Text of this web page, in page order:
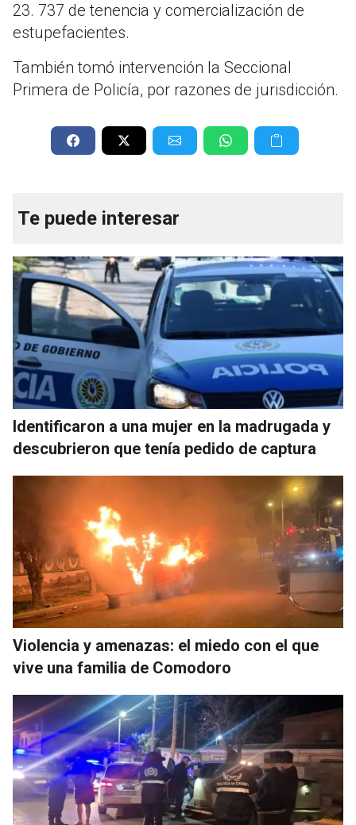
23. 737 de tenencia y comercialización de
estupefacientes.
También tomó intervención la Seccional
Primera de Policía, por razones de jurisdicción.
Te puede interesar
Identificaron a una mujer en la madrugada y
descubrieron que tenía pedido de captura
Violencia y amenazas: el miedo con el que
vive una familia de Comodoro